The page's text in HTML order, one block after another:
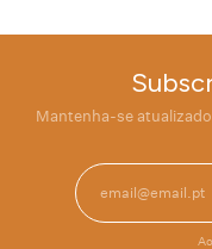
Mantenha-se